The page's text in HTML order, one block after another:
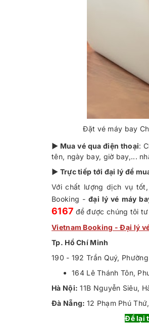
Đặt vé máy bay
► Mua vé qua điện thoại:
tên, ngày bay, giờ bay,...
► Trực tiếp tới đại lý để
Với chất lượng dịch vụ
Booking -đại lý vé máy
6167 để được chúng tôi
Vietnam Booking - Đại lý
Tp. Hồ Chí Minh
190 - 192 Trần Quý, Phường
164 Lê Thánh Tôn,
Hà Nội: 11B Nguyễn Siêu,
Đà Nẵng: 12 Phạm Phú
Để lại